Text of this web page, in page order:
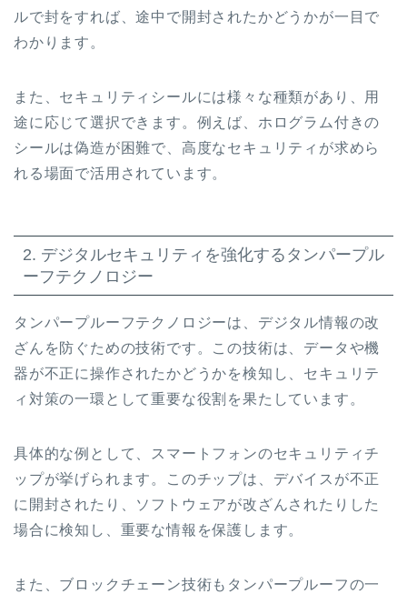
ルで封をすれば、途中で開封されたかどうかが一目で
わかります。
また、セキュリティシールには様々な種類があり、用
途に応じて選択できます。例えば、ホログラム付きの
シールは偽造が困難で、高度なセキュリティが求めら
れる場面で活用されています。
2. デジタルセキュリティを強化するタンパープル
ーフテクノロジー
タンパープルーフテクノロジーは、デジタル情報の改
ざんを防ぐための技術です。この技術は、データや機
器が不正に操作されたかどうかを検知し、セキュリテ
ィ対策の一環として重要な役割を果たしています。
具体的な例として、スマートフォンのセキュリティチ
ップが挙げられます。このチップは、デバイスが不正
に開封されたり、ソフトウェアが改ざんされたりした
場合に検知し、重要な情報を保護します。
また、ブロックチェーン技術もタンパープルーフの一